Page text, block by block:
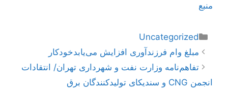
منبع
دسته‌ها
Uncategorized
ناوبری
نوشته‌ها
مبلغ وام فرزندآوری افزایش می‌یابدخودکار
تفاهم‌نامه وزارت نفت و شهرداری تهران/ انتقادات
انجمن CNG و سندیکای تولیدکنندگان برق